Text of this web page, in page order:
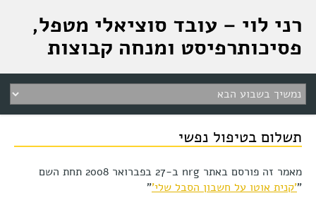
רני לוי – עובד סוציאלי מטפל,
פסיכותרפיסט ומנחה קבוצות
תשלום בטיפול נפשי
מאמר זה פורסם באתר nrg ב-27 בפברואר 2008 תחת השם
"'קנית אוטו על חשבון הסבל שלי'"